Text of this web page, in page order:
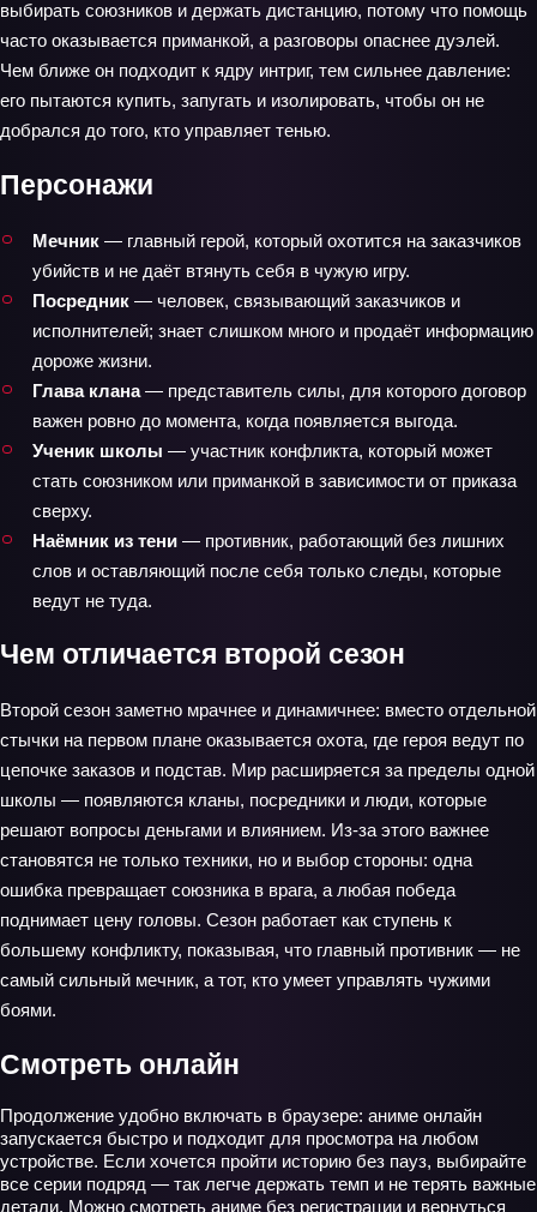
выбирать союзников и держать дистанцию, потому что помощь
часто оказывается приманкой, а разговоры опаснее дуэлей.
Чем ближе он подходит к ядру интриг, тем сильнее давление:
его пытаются купить, запугать и изолировать, чтобы он не
добрался до того, кто управляет тенью.
Персонажи
Мечник — главный герой, который охотится на заказчиков
убийств и не даёт втянуть себя в чужую игру.
Посредник — человек, связывающий заказчиков и
исполнителей; знает слишком много и продаёт информацию
дороже жизни.
Глава клана— представитель силы, для которого договор
важен ровно до момента, когда появляется выгода.
Ученик школы — участник конфликта, который может
стать союзником или приманкой в зависимости от приказа
сверху.
Наёмник из тени — противник, работающий без лишних
слов и оставляющий после себя только следы, которые
ведут не туда.
Чем отличается второй сезон
Второй сезон заметно мрачнее и динамичнее: вместо отдельной
стычки на первом плане оказывается охота, где героя ведут по
цепочке заказов и подстав. Мир расширяется за пределы одной
школы — появляются кланы, посредники и люди, которые
решают вопросы деньгами и влиянием. Из‑за этого важнее
становятся не только техники, но и выбор стороны: одна
ошибка превращает союзника в врага, а любая победа
поднимает цену головы. Сезон работает как ступень к
большему конфликту, показывая, что главный противник — не
самый сильный мечник, а тот, кто умеет управлять чужими
боями.
Смотреть онлайн
Продолжение удобно включать в браузере: аниме онлайн
запускается быстро и подходит для просмотра на любом
устройстве. Если хочется пройти историю без пауз, выбирайте
все серии подряд — так легче держать темп и не терять важные
детали. Можно смотреть аниме без регистрации и вернуться